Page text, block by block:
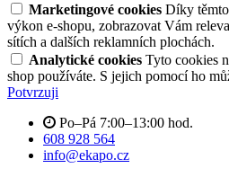
Marketingové cookies Díky
výkon e-shopu, zobrazovat Vám
sítích a dalších reklamních plochách.
Analytické cookies Tyto cookies
shop používáte. S jejich pomocí ho
Potvrzuji
Po–Pá 7:00–13:00 hod.
608 928 564
info@ekapo.cz